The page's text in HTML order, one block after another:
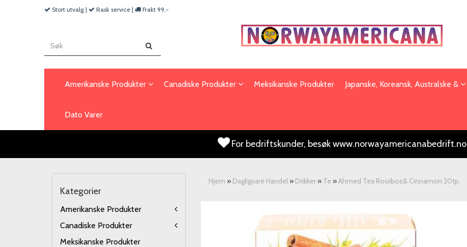
Stort utvalg | Rask service | Frakt 99,-
Amerikanske Produkter Canadiske Produkter Meksikanske Produkter Japanske, Koreansk, Australske &
Dato Varer
For bedriftskunder, besøk www.norwayamericanabedrift.no
Kategorier
Amerikanske Produkter
Canadiske Produkter
Meksikanske Produkter
Hjem » Dagligvare Handel» Drikker» Te»Ahmed Tea Rooibos& Cinnamon 20tp.